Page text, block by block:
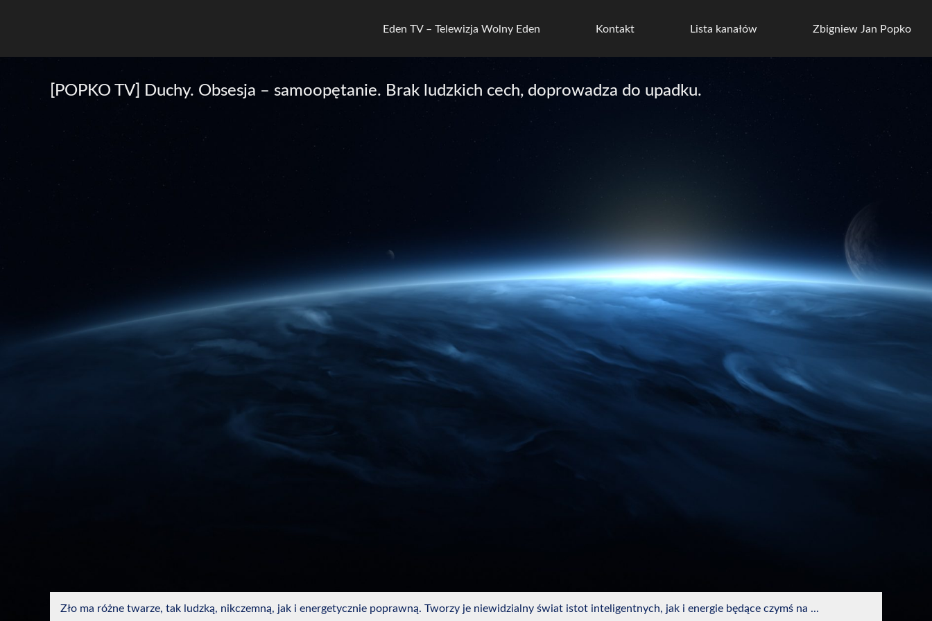
Eden TV – Telewizja Wolny Eden Kontakt Lista kanałów Zbigniew Jan Popko
[POPKO TV] Duchy. Obsesja – samoopętanie. Brak ludzkich cech, doprowadza do upadku.
Zło ma różne twarze, tak ludzką, nikczemną, jak i energetycznie poprawną. Tworzy je niewidzialny świat istot inteligentnych, jak i energie będące czymś na ...